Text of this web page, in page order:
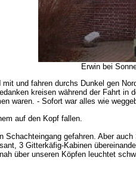
Erwin bei
und fahren durchs Dunkel gen
kreisen während der Fahrt
waren. - Sofort war alles wie
auf den Kopf fallen.
gefahren. Aber
3 Gitterkäfig-Kabinen
über unseren Köpfen leuchtet